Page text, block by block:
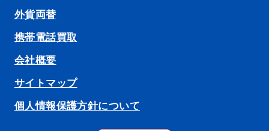
外貨両替
携帯電話買取
会社概要
サイトマップ
個人情報保護方針について